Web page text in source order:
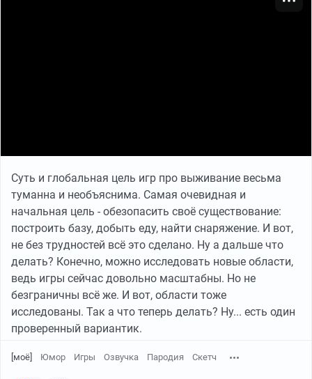
Суть и глобальная цель игр про выживание весьма
туманна и необъяснима. Самая очевидная и
начальная цель - обезопасить своё существование:
построить базу, добыть еду, найти снаряжение. И вот,
не без трудностей всё это сделано. Ну а дальше что
делать? Конечно, можно исследовать новые области,
ведь игры сейчас довольно масштабны. Но не
безграничны всё же. И вот, области тоже
исследованы. Так а что теперь делать? Ну... есть один
проверенный вариантик.
[моё] Юмор Игры Озвучка Пародия Скетч